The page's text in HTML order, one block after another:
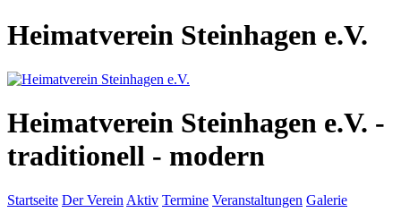
Heimatverein Steinhagen e.V.
Heimatverein Steinhagen e.V. -
traditionell - modern
Startseite Der Verein Aktiv Termine Veranstaltungen Galerie